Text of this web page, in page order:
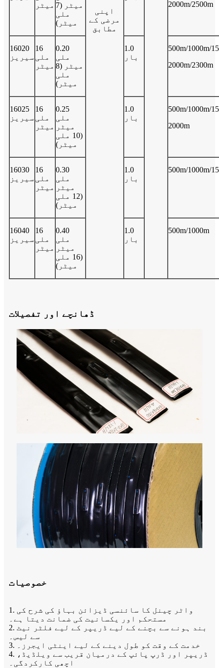
اپنی
مرضی کے
مطابق
میٹر میٹر (7
ملی
میٹر)
2000m/2500m
16020
سیریز
16
ملی
میٹر
0.20
ملی
میٹر (8
ملی
میٹر)
1.0
بار
500m/1000m/
2000m/2300m
16025
سیریز
16
ملی
میٹر
0.25
ملی
میٹر
(10 ملی
میٹر)
1.0
بار
500m/1000m/
2000m
16030
سیریز
16
ملی
میٹر
0.30
ملی
میٹر
(12 ملی
میٹر)
1.0
بار
500m/1000m/
16040
سیریز
16
ملی
میٹر
0.40
ملی
میٹر
(16 ملی
میٹر)
1.0
بار
500m/1000m
ڈھانچے اور تفصیلات
خصوصیات
1. واٹر چینل کا سائنسی ڈیزائن بہاؤ کی شرح کی
مستحکم اور یکسانیت کی ضمانت دیتا ہے۔
2. بند ہونے سے بچنے کے لیے ڈریپر کے لیے فلٹر نیٹ
سے لیس۔
3. خدمت کے وقت کو طول دینے کے لیے اینٹی ایجرز۔
4. ڈریپر اور ڈرپ پائپ کے درمیان قریب سے ویلڈیڈ،
اچھی کارکردگی۔